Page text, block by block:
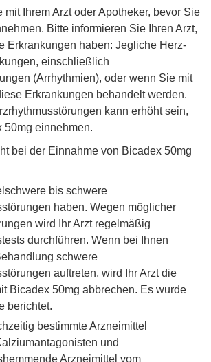
mit Ihrem Arzt oder Apotheker, bevor Sie
Bitte informieren Sie Ihren Arzt,
Erkrankungen haben: Jegliche Herz-
einschließlich
(Arrhythmien), oder wenn Sie mit
Erkrankungen behandelt werden.
kann erhöht sein,
50mg einnehmen.
bei der Einnahme von Bicadex 50mg
bis schwere
haben. Wegen möglicher
wird Ihr Arzt regelmäßig
durchführen. Wenn bei Ihnen
schwere
auftreten, wird Ihr Arzt die
Bicadex 50mg abbrechen. Es wurde
berichtet.
bestimmte Arzneimittel
und
Arzneimittel vom